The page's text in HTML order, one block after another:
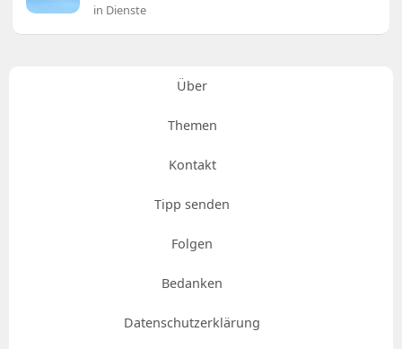
in Dienste
Über
Themen
Kontakt
Tipp senden
Folgen
Bedanken
Datenschutzerklärung